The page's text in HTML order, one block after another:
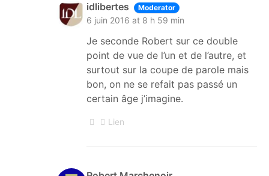
idlibertes Moderator
6 juin 2016 at 8 h 59 min
Je seconde Robert sur ce double
point de vue de l’un et de l’autre, et
surtout sur la coupe de parole mais
bon, on ne se refait pas passé un
certain âge j’imagine.
Lien